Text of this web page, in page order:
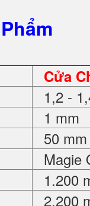
Cửa
1,2 -
1 mm
50 mm
Magie
1.200
2.200